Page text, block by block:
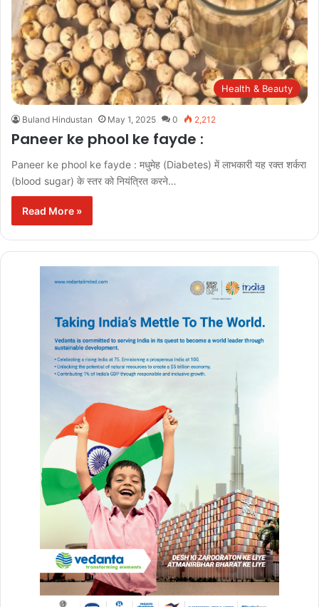
Health & Beauty
Buland Hindustan May 1, 2025 0 2,212
Paneer ke phool ke fayde :
Paneer ke phool ke fayde : मधुमेह (Diabetes) में लाभकारी यह रक्त शर्करा
(blood sugar) के स्तर को नियंत्रित करने…
Read More »